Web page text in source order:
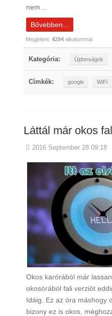
nem…
Bővebben...
Megjelent: 4294alkalommal
Kategória: Újdonságok
Címkék: google WiFi
Láttál már okos
2016 September 28 09:18
Okos karórából már
okosórából fali verziót
Idáig. Ez az óra máshogy
bizony ez is okos,